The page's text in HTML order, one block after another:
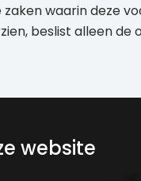
zaken waarin deze
beslist alleen de
website